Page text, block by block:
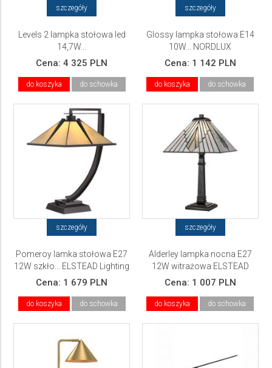
szczegóły
Levels 2 lampka stołowa led
14,7W...
Cena:4 325 PLN
do koszyka do schowka
szczegóły
Glossy lampka stołowa E14
10W... NORDLUX
Cena: 1 142 PLN
do koszyka do schowka
szczegóły
Pomeroy lamka stołowa E27
12W szkło... ELSTEAD Lighting
Cena: 1 679 PLN
do koszyka do schowka
szczegóły
Alderley lampka nocna E27
12W witrażowa ELSTEAD
Lighting
Cena: 1 007 PLN
do koszyka do schowka